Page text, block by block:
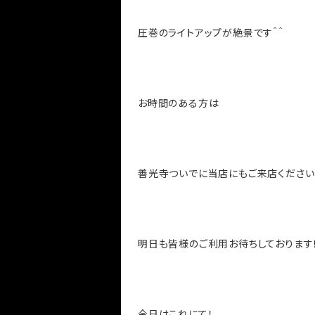
圧巻のライトアップが絶景です＾＾
お時間のある方は
善光寺ついでに当店にもご来店くださ
明日も皆様のご利用お待ちしております！